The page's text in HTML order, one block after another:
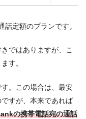
話定額のプランです。
ではありますが、こ
す。
。この場合は、最安
すが、本来であれば
の携帯電話宛の通話